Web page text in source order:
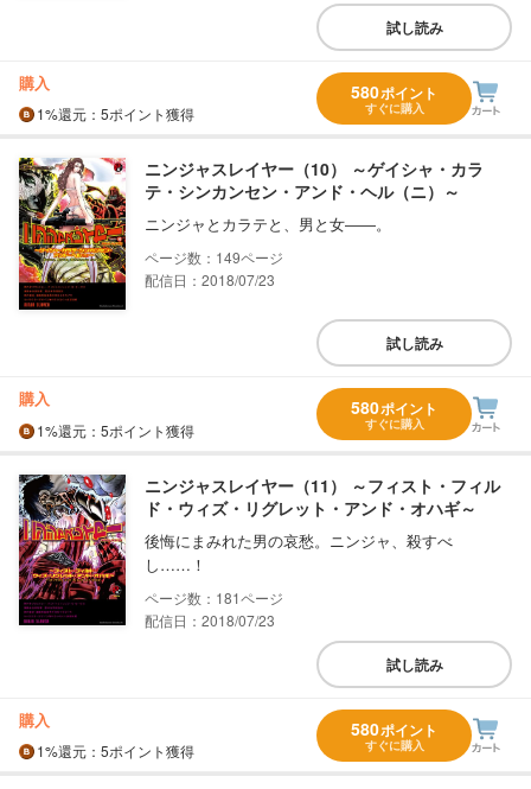
試し読み
購入
1%還元 ：5ポイント獲得
580ポイント
すぐに購入
ニンジャスレイヤー（10） ～ゲイシャ・カラ
テ・シンカンセン・アンド・ヘル（ニ）～
ニンジャとカラテと、男と女――。
149
配信日：2018/07/23
試し読み
購入
1%還元 ：5ポイント獲得
580ポイント
すぐに購入
ニンジャスレイヤー（11） ～フィスト・フィル
ド・ウィズ・リグレット・アンド・オハギ～
後悔にまみれた男の哀愁。ニンジャ、殺すべ
し……！
181
配信日：2018/07/23
試し読み
購入
1%還元 ：5ポイント獲得
580ポイント
すぐに購入